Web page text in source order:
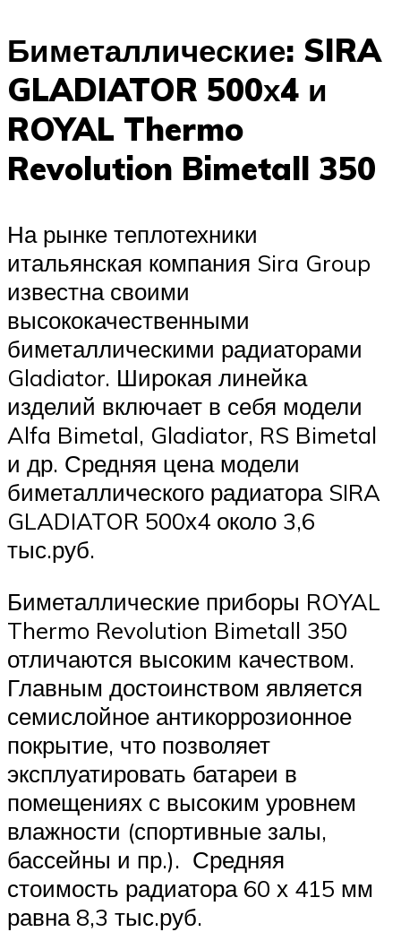
Биметаллические: SIRA
GLADIATOR 500х4 и
ROYAL Thermo
Revolution Bimetall 350
На рынке теплотехники
итальянская компания Sira Group
известна своими
высококачественными
биметаллическими радиаторами
Gladiator. Широкая линейка
изделий включает в себя модели
Alfa Bimetal, Gladiator, RS Bimetal
и др. Средняя цена модели
биметаллического радиатора SIRA
GLADIATOR 500х4 около 3,6
тыс.руб.
Биметаллические приборы ROYAL
Thermo Revolution Bimetall 350
отличаются высоким качеством.
Главным достоинством является
семислойное антикоррозионное
покрытие, что позволяет
эксплуатировать батареи в
помещениях с высоким уровнем
влажности (спортивные залы,
бассейны и пр.). Средняя
стоимость радиатора 60 х 415 мм
равна 8,3 тыс.руб.